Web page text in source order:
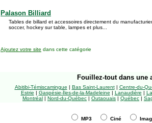
Palason Billiard
Tables de billard et accessoires directement du
soccer, hockey sur table, lampes et plus...
Ajoutez votre site dans cette catégorie
Fouillez-tout dans une
Abitibi-Témiscamingue | Bas Saint-Laurent| Centre-du-
Estrie | Gaspésie-Îles-de-la-Madeleine | Lanaudière |
Montréal | Nord-du-Québec | Outaouais | Québec |
MP3 Ciné